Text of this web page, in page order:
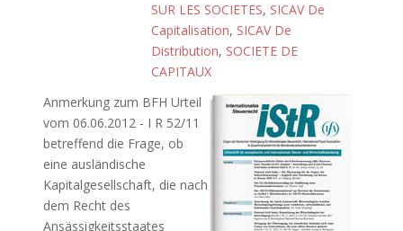
SUR LES SOCIETES, SICAV De
Capitalisation, SICAV De
Distribution, SOCIETE DE
CAPITAUX
Anmerkung zum BFH Urteil
vom 06.06.2012 - I R 52/11
betreffend die Frage, ob
eine ausländische
Kapitalgesellschaft, die nach
dem Recht des
Ansässigkeitsstaates